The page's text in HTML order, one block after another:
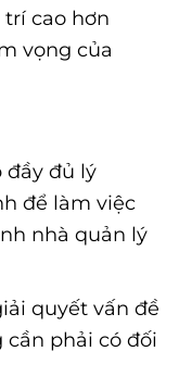
cao hơn
vọng của
đầy đủ lý
để làm việc
nhà quản lý
quyết vấn đề
phải có đối